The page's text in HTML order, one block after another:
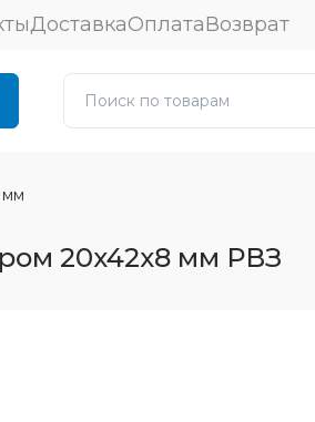
ДоставкаОплатаВозврат
мм
20x42x8 мм РВЗ